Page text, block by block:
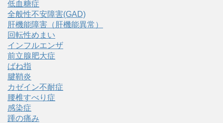
低血糖症
全般性不安障害(GAD)
肝機能障害（肝機能異常）
回転性めまい
インフルエンザ
前立腺肥大症
ばね指
腱鞘炎
カゼイン不耐症
腰椎すべり症
感染症
踵の痛み